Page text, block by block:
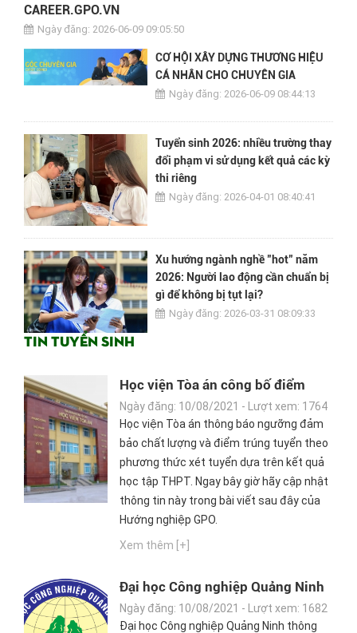
CAREER.GPO.VN
Ngày đăng: 2026-06-09 09:05:50
CƠ HỘI XÂY DỰNG THƯƠNG HIỆU
CÁ NHÂN CHO CHUYÊN GIA
Ngày đăng: 2026-06-09 08:44:13
Tuyển sinh 2026: nhiều trường thay
đổi phạm vi sử dụng kết quả các kỳ
thi riêng
Ngày đăng: 2026-04-01 08:40:41
Xu hướng ngành nghề "hot" năm
2026: Người lao động cần chuẩn bị
gì để không bị tụt lại?
Ngày đăng: 2026-03-31 08:09:33
Tin tuyển sinh
Học viện Tòa án công bố điểm
chuẩn Đại học 2021
Ngày đăng: 10/08/2021 - Lượt xem: 1764
Học viện Tòa án thông báo ngưỡng đảm
bảo chất lượng và điểm trúng tuyển theo
phương thức xét tuyển dựa trên kết quả
học tập THPT. Ngay bây giờ hãy cập nhật
thông tin này trong bài viết sau đây của
Hướng nghiệp GPO.
Xem thêm [+]
Đại học Công nghiệp Quảng Ninh
công bố điểm chuẩn Đại học 2021
Ngày đăng: 10/08/2021 - Lượt xem: 1682
Đại học Công nghiệp Quảng Ninh thông